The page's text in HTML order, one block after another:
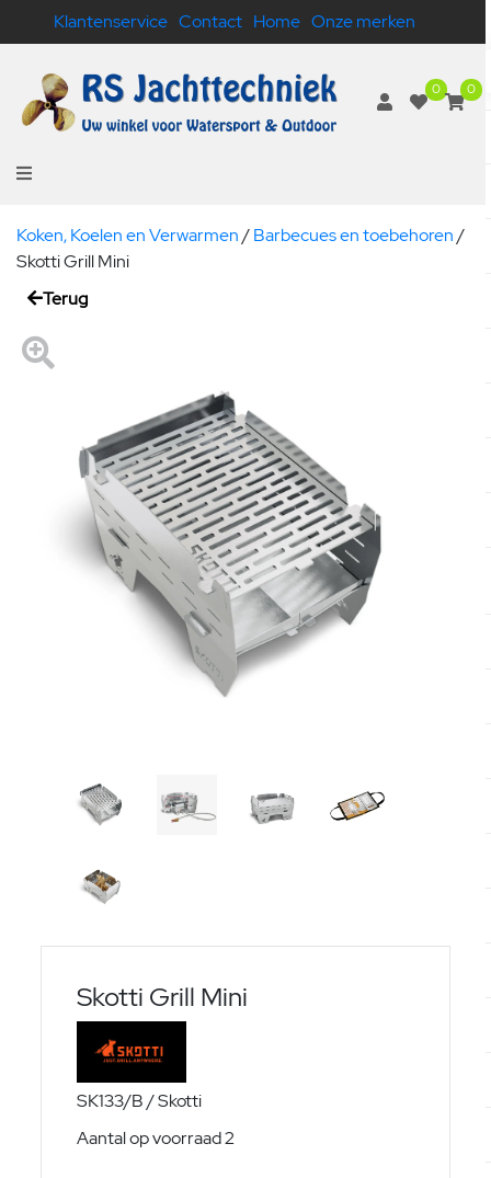
Klantenservice Contact Home Onze merken
0 0
Koken, Koelen en Verwarmen/Barbecues en toebehoren/
Skotti Grill Mini
Terug
Skotti Grill Mini
SK133/B / Skotti
Aantal op voorraad 2